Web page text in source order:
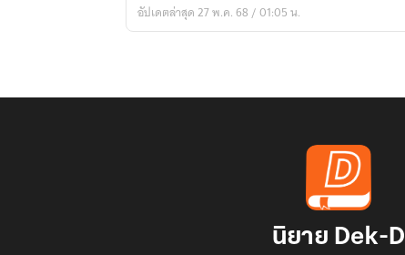
อัปเดตล่าสุด 27 พ.ค. 68 / 01:05 น.
นิยาย Dek-D